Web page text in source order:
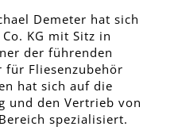
Demeter hat sich
KG mit Sitz in
der führenden
Fliesenzubehör
hat sich auf die
und den Vertrieb von
spezialisiert.